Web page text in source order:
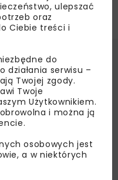
ulepszać
oraz
Ciebie treści i
do
działania serwisu –
Twojej zgody.
Twoje
Użytkownikiem.
i można ją
osobowych jest
a w niektórych